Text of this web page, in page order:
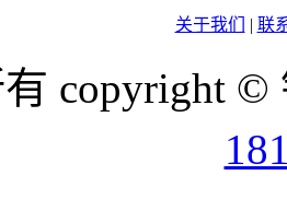
关于我们 | 联
copyright